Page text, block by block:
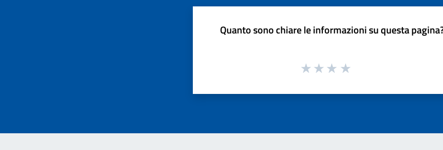
Quanto sono chiare le informazioni su questa